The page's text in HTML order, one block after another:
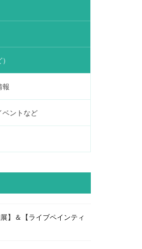
報
ベントなど
】＆【ライブペインティ